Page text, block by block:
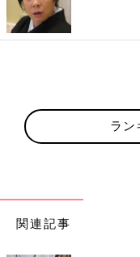
ラン
関連記事